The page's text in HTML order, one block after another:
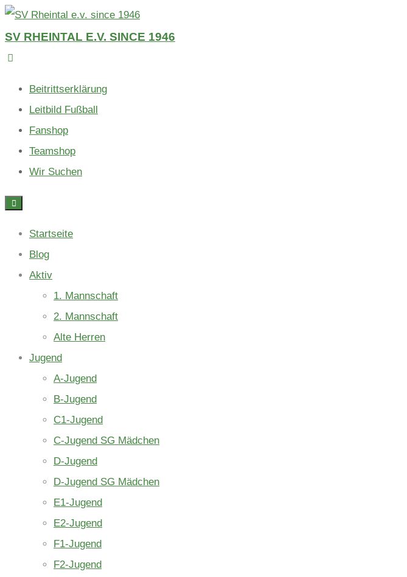
Skip
to
content
SV RHEINTAL E.V. SINCE 1946
Beitrittserklärung
Leitbild Fußball
Fanshop
Teamshop
Wir Suchen
Startseite
Blog
Aktiv
1. Mannschaft
2. Mannschaft
Alte Herren
Jugend
A-Jugend
B-Jugend
C1-Jugend
C-Jugend SG Mädchen
D-Jugend
D-Jugend SG Mädchen
E1-Jugend
E2-Jugend
F1-Jugend
F2-Jugend